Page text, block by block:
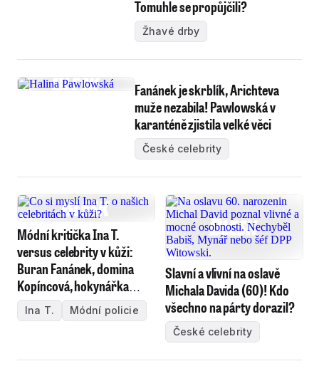
Tomuhle se propůjčili?
Žhavé drby
Fanánek je skrblík, Arichteva
muže nezabila! Pawlowská v
karanténě zjistila velké věci
České celebrity
Módní kritička Ina T.
versus celebrity v kůži:
Buran Fanánek, domina
Kopíncová, hokynářka
Janků... a laciná Kulovaná!
Ina T. Módní policie
Slavní a vlivní na oslavě
Michala Davida (60)! Kdo
všechno na párty dorazil?
České celebrity